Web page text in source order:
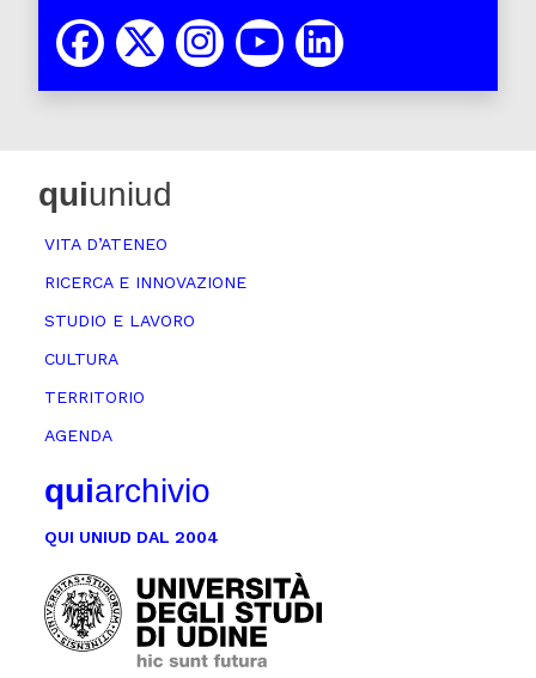
quiuniud
VITA D’ATENEO
RICERCA E INNOVAZIONE
STUDIO E LAVORO
CULTURA
TERRITORIO
AGENDA
quiarchivio
QUI UNIUD DAL 2004